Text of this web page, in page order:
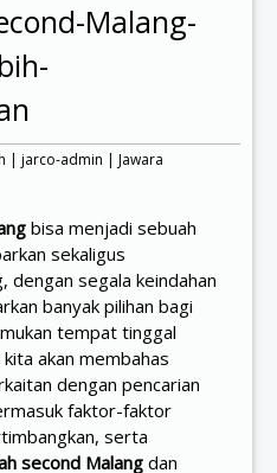
Malang-
| jarco-admin | Jawara
bisa menjadi sebuah
sekaligus
dengan segala keindahan
banyak pilihan bagi
tempat tinggal
akan membahas
dengan pencarian
faktor-faktor
serta
second Malang dan